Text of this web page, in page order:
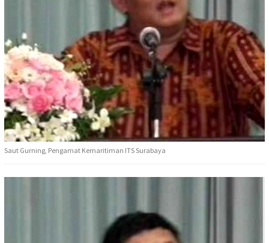
Saut Gurning, Pengamat Kemaritiman ITS Surabaya